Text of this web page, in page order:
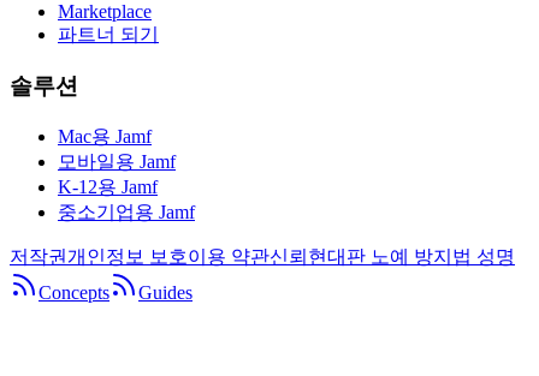
Marketplace
파트너 되기
솔루션
Mac용 Jamf
모바일용 Jamf
K-12용 Jamf
중소기업용 Jamf
저작권개인정보 보호이용 약관신뢰 현대판 노예 방지법 성명
Concepts
Guides